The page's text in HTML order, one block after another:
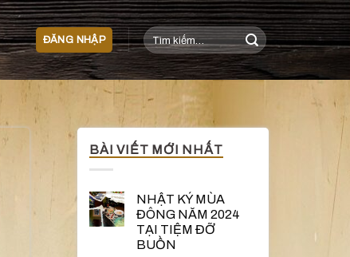
ĐĂNG NHẬP
Tìm
kiếm:
BÀI VIẾT MỚI NHẤT
NHẬT KÝ MÙA
ĐÔNG NĂM 2024
TẠI TIỆM ĐỠ
BUỒN